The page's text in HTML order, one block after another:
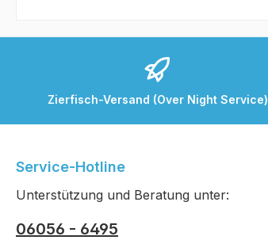
Zierfisch-Versand (Over Night Service)
Service-Hotline
Unterstützung und Beratung unter:
06056 - 6495